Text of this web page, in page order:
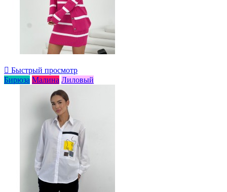
 Быстрый просмотр
Бирюза Малина Лиловый